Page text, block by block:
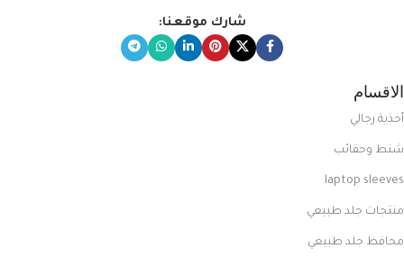
شارك موقعنا:
الاقسام
أحذية رجالي
شنط وحقائب
laptop sleeves
منتجات جلد طبيعي
محافظ جلد طبيعي